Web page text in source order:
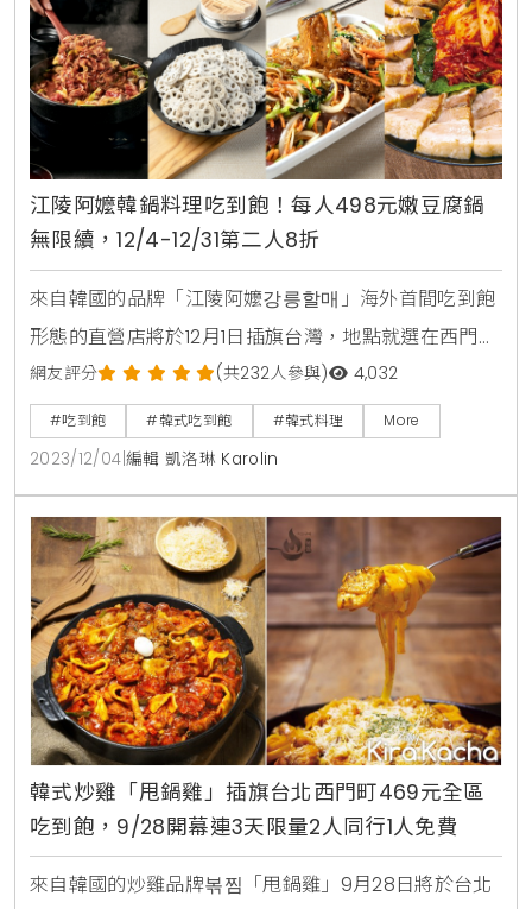
江陵阿嬤韓鍋料理吃到飽！每人498元嫩豆腐鍋
無限續，12/4-12/31第二人8折
來自韓國的品牌「江陵阿嬤강릉할매」海外首間吃到飽
形態的直營店將於12月1日插旗台灣，地點就選在西門
町，供應保留韓國阿嬤私房美味的嫩豆腐鍋及約30種韓
國道地料理，以韓國直輸的醬料還原道地美味。每人只
要498元，店內所有餐點皆可不限次數取用。韓國江陵
美食以嫩豆腐料理聞名，「江陵阿嬤강릉할매」為創辦
人「崔恩永입니다」為了還原記憶中阿嬤的手作豆腐滋
味而創辦的品牌。看中台灣擁有高品質黃豆研磨的豆腐
及盛產多樣
網友評分 (共232人參與) 4,032
#吃到飽 #韓式吃到飽 #韓式料理 More
2023/12/04 編輯 凱洛琳 Karolin
韓式炒雞「甩鍋雞」插旗台北西門町469元全區
吃到飽，9/28開幕連3天限量2人同行1人免費
來自韓國的炒雞品牌볶찜「甩鍋雞」9月28日將於台北